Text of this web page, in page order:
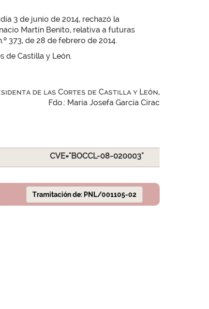
3 de junio de 2014, rechazó la
Martín Benito, relativa a futuras
373, de 28 de febrero de 2014.
de Castilla y León.
de las Cortes de Castilla y León,
Fdo.: María Josefa García Cirac
CVE="BOCCL-08-020003"
Tramitación de: PNL/001105-02